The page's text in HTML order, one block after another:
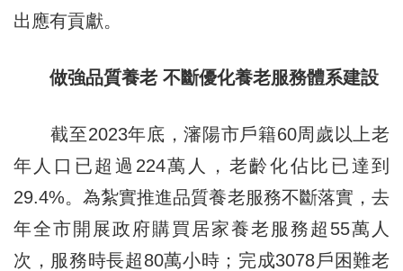
出應有貢獻。
做強品質養老 不斷優化養老服務體系建設
截至2023年底，瀋陽市戶籍60周歲以上老
年人口已超過224萬人，老齡化佔比已達到
29.4%。為紮實推進品質養老服務不斷落實，去
年全市開展政府購買居家養老服務超55萬人
次，服務時長超80萬小時；完成3078戶困難老